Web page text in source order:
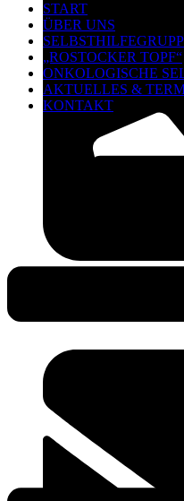
START
ÜBER UNS
„ROSTOCKER TOPF“
ONKOLOGISCHE
AKTUELLES &
KONTAKT